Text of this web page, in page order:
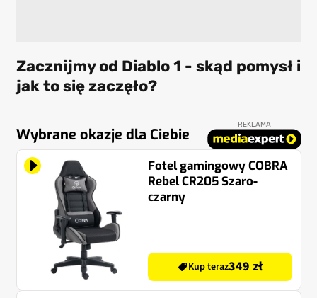
Zacznijmy od Diablo 1 - skąd pomysł i
jak to się zaczęło?
Wybrane okazje dla Ciebie
REKLAMA
Fotel gamingowy COBRA
Rebel CR205 Szaro-
czarny
Kup teraz349 zł